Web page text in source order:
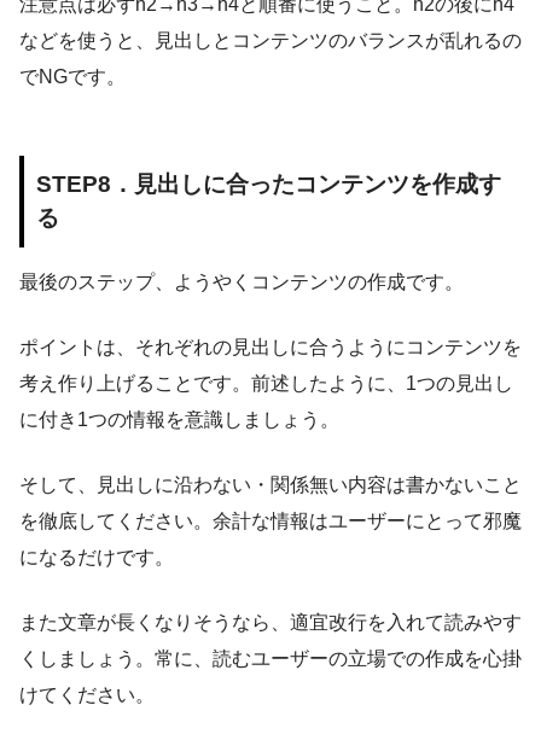
注意点は必ずh2→h3→h4と順番に使うこと。h2の後にh4
などを使うと、見出しとコンテンツのバランスが乱れるの
でNGです。
STEP8．見出しに合ったコンテンツを作成す
る
最後のステップ、ようやくコンテンツの作成です。
ポイントは、それぞれの見出しに合うようにコンテンツを
考え作り上げることです。前述したように、1つの見出し
に付き1つの情報を意識しましょう。
そして、見出しに沿わない・関係無い内容は書かないこと
を徹底してください。余計な情報はユーザーにとって邪魔
になるだけです。
また文章が長くなりそうなら、適宜改行を入れて読みやす
くしましょう。常に、読むユーザーの立場での作成を心掛
けてください。